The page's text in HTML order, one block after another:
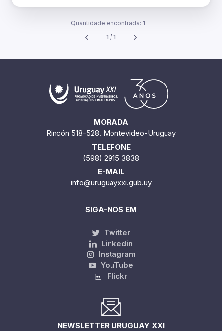
Quantidade encontrada: 1
1 / 1
MORADA
Rincón 518-528. Montevideo-Uruguay
TELEFONE
(598) 2915 3838
E-MAIL
info@uruguayxxi.gub.uy
SIGA-NOS EM
Twitter
Linkedin
Instagram
YouTube
Flickr
NEWSLETTER URUGUAY XXI